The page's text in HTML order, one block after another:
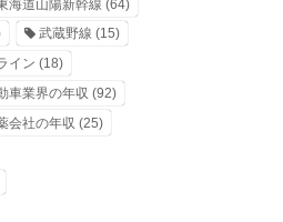
海道山陽新幹線 (64)
武蔵野線 (15)
イン (18)
車業界の年収 (92)
会社の年収 (25)